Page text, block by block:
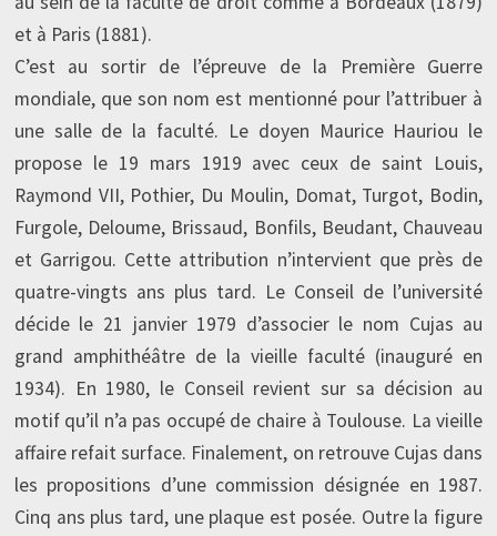
et à Paris (1881).
C’est au sortir de l’épreuve de la Première Guerre
mondiale, que son nom est mentionné pour l’attribuer à
une salle de la faculté. Le doyen Maurice Hauriou le
propose le 19 mars 1919 avec ceux de saint Louis,
Raymond VII, Pothier, Du Moulin, Domat, Turgot, Bodin,
Furgole, Deloume, Brissaud, Bonfils, Beudant, Chauveau
et Garrigou. Cette attribution n’intervient que près de
quatre-vingts ans plus tard. Le Conseil de l’université
décide le 21 janvier 1979 d’associer le nom Cujas au
grand amphithéâtre de la vieille faculté (inauguré en
1934). En 1980, le Conseil revient sur sa décision au
motif qu’il n’a pas occupé de chaire à Toulouse. La vieille
affaire refait surface. Finalement, on retrouve Cujas dans
les propositions d’une commission désignée en 1987.
Cinq ans plus tard, une plaque est posée. Outre la figure